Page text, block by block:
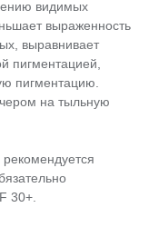
видимых
выраженность
выравнивает
пигментацией,
пигментацию.
на тыльную
30+.